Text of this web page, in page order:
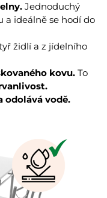
Jednoduchý
a ideálně se hodí do
židlí a z jídelního
kovu. To
odolává vodě.